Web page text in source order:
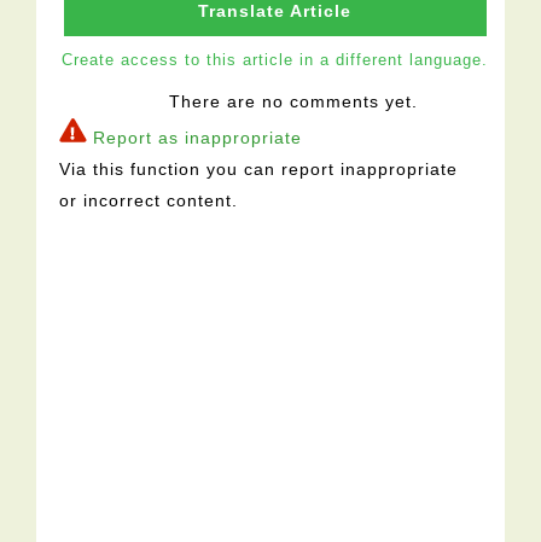
Translate Article
Create access to this article in a different language.
There are no comments yet.
Report as inappropriate
Via this function you can report inappropriate
or incorrect content.